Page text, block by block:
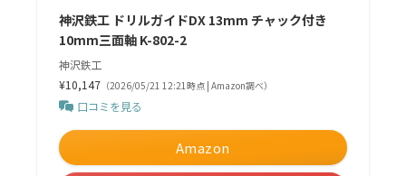
神沢鉄工 ドリルガイドDX 13mm チャック付き
10mm三面軸 K-802-2
神沢鉄工
¥10,147（2026/05/21 12:21時点 | Amazon調べ）
口コミを見る
Amazon